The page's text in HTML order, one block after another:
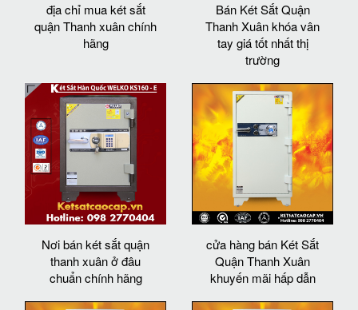
địa chỉ mua két sắt
quận Thanh xuân chính
hãng
Bán Két Sắt Quận
Thanh Xuân khóa vân
tay giá tốt nhất thị
trường
Nơi bán két sắt quận
thanh xuân ở đâu
chuẩn chính hãng
cửa hàng bán Két Sắt
Quận Thanh Xuân
khuyến mãi hấp dẫn